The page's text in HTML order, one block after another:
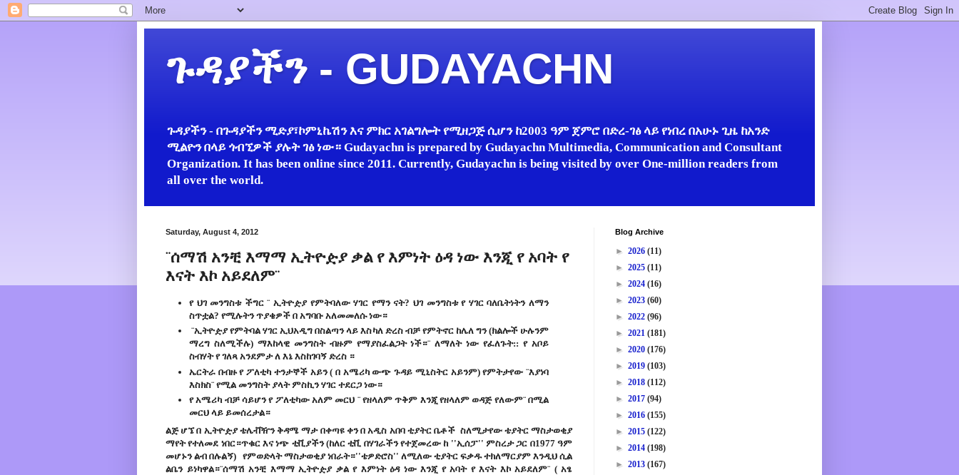
ጉዳያችን - GUDAYACHN
ጉዳያችን - በጉዳያችን ሚድያ፣ኮምኒኬሽን እና ምክር አገልግሎት የሚዘጋጅ ሲሆን ከ2003 ዓም ጀምሮ በድረ-ገፅ ላይ የነበረ በአሁኑ ጊዜ ከአንድ
ሚልዮን በላይ ጎብኚዎች ያሉት ገፅ ነው። Gudayachn is prepared by Gudayachn Multimedia, Communication and Consultant
Organization. It has been online since 2011. Currently, Gudayachn is being visited by over One-million readers from
all over the world.
Saturday, August 4, 2012
¨ሰማሽ አንቺ እማማ ኢትዮዽያ ቃል የ እምነት ዕዳ ነው እንጂ የ አባት የ
እናት እኮ አይደለም¨
የ ህገ መንግስቱ ችግር ¨ ኢትዮዽያ የምትባለው ሃገር የማን ናት? ህገ መንግስቱ የ ሃገር ባለቤትነትን ለማን
ስጥቷል? የሚሉትን ጥያቄዎች በ አግባቡ አለመመለሱ ነው።
¨ኢትዮዽያ የምትባል ሃገር ኢህአዲግ በስልጣን ላይ እስካለ ድረስ ብቻ የምትኖር ከሌለ ግን (ክልሎች ሁሉንም
ማረግ ስለሚችሉ) ማእከላዊ መንግስት ብዙም የማያስፈልጋት ነች።¨ ለማለት ነው የፈለጉት:: የ አቦይ
ስብሃት የ ገለጻ አንደምታ ለ እኔ እስከገባኝ ድረስ ።
ኤርትራ በብዙ የ ፖለቲካ ተንታኞች አይን ( በ አሜሪካ ውጭ ጉዳይ ሚኒስትር አይንም) የምትታየው ¨እያነባ
እስክስ¨ የሚል መንግስት ያላት ምስኪን ሃገር ተደርጋ ነው።
የ አሜሪካ ብቻ ሳይሆን የ ፖለቲካው አለም መርህ ¨ የዘላለም ጥቅም እንጂ የዘላለም ወዳጅ የለውም¨ በሚል
መርህ ላይ ይመሰረታል።
ልጅ ሆኜ በ ኢትዮዽያ ቴሌቭዥን ቅዳሜ ማታ በቀጣዩ ቀን በ አዲስ አበባ ቲያትር ቤቶች ስለሚታየው ቴያትር ማስታወቂያ
ማየት የተለመደ ነበር።ጥቁር እና ነጭ ቲቪያችን (ከለር ቲቪ በሃገራችን የተጀመረው ከ ''ኢሰፓ'' ምስረታ ጋር በ1977 ዓም
መሆኑን ልብ በሉልኝ) የምወድላት ማስታወቂያ ነበራት።''ቴዎድሮስ'' ለሚለው ቲያትር ፍቃዱ ተክለማርያም እንዲህ ሲል
ልቤን ይነካዋል።¨ሰማሽ አንቺ እማማ ኢትዮዽያ ቃል የ እምነት ዕዳ ነው እንጂ የ አባት የ እናት እኮ አይደለም¨ ( አፄ
Blog Archive
► 2026 (11)
► 2025 (11)
► 2024 (16)
► 2023 (60)
► 2022 (96)
► 2021 (181)
► 2020 (176)
► 2019 (103)
► 2018 (112)
► 2017 (94)
► 2016 (155)
► 2015 (122)
► 2014 (198)
► 2013 (167)